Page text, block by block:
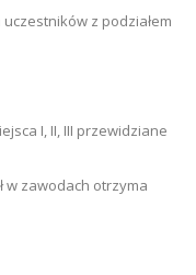
z podziałem
I, II, III przewidziane
w zawodach otrzyma